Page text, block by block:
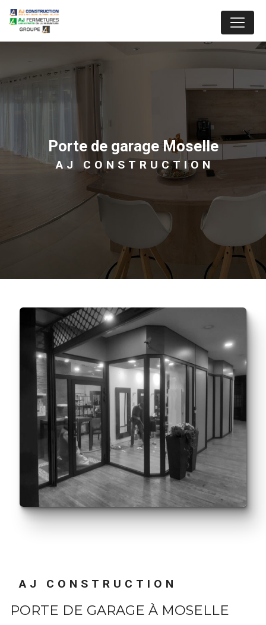
porte de garage Moselle
AJ CONSTRUCTION
AJ CONSTRUCTION
PORTE DE GARAGE À MOSELLE
Panneau de gestion des cookies